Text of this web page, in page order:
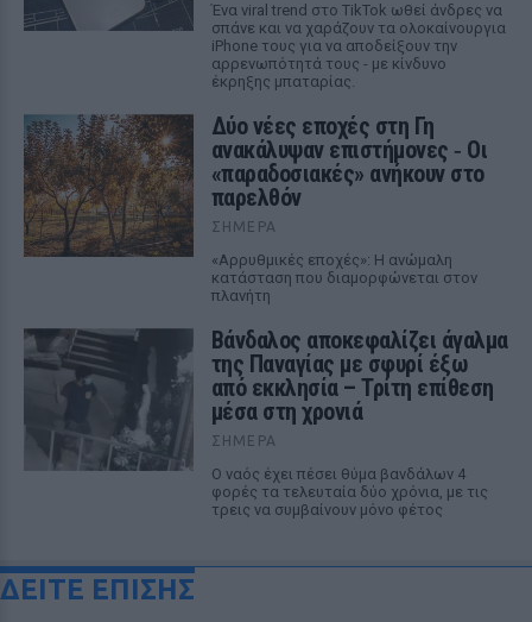
Ένα viral trend στο TikTok ωθεί άνδρες να
σπάνε και να χαράζουν τα ολοκαίνουργια
iPhone τους για να αποδείξουν την
αρρενωπότητά τους - με κίνδυνο
έκρηξης μπαταρίας.
Δύο νέες εποχές στη Γη
ανακάλυψαν επιστήμονες ‑ Oι
«παραδοσιακές» ανήκουν στο
παρελθόν
ΣΉΜΕΡΑ
«Αρρυθμικές εποχές»: Η ανώμαλη
κατάσταση που διαμορφώνεται στον
πλανήτη
Βάνδαλος αποκεφαλίζει άγαλμα
της Παναγίας με σφυρί έξω
από εκκλησία – Τρίτη επίθεση
μέσα στη χρονιά
ΣΉΜΕΡΑ
Ο ναός έχει πέσει θύμα βανδάλων 4
φορές τα τελευταία δύο χρόνια, με τις
τρεις να συμβαίνουν μόνο φέτος
ΔΕΙΤΕ ΕΠΙΣΗΣ